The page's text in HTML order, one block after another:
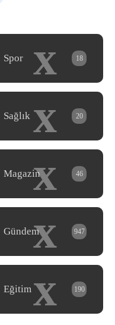
x
Spor 18
x
Sağlık 20
x
Magazin 46
x
Gündem 947
x
Eğitim 190